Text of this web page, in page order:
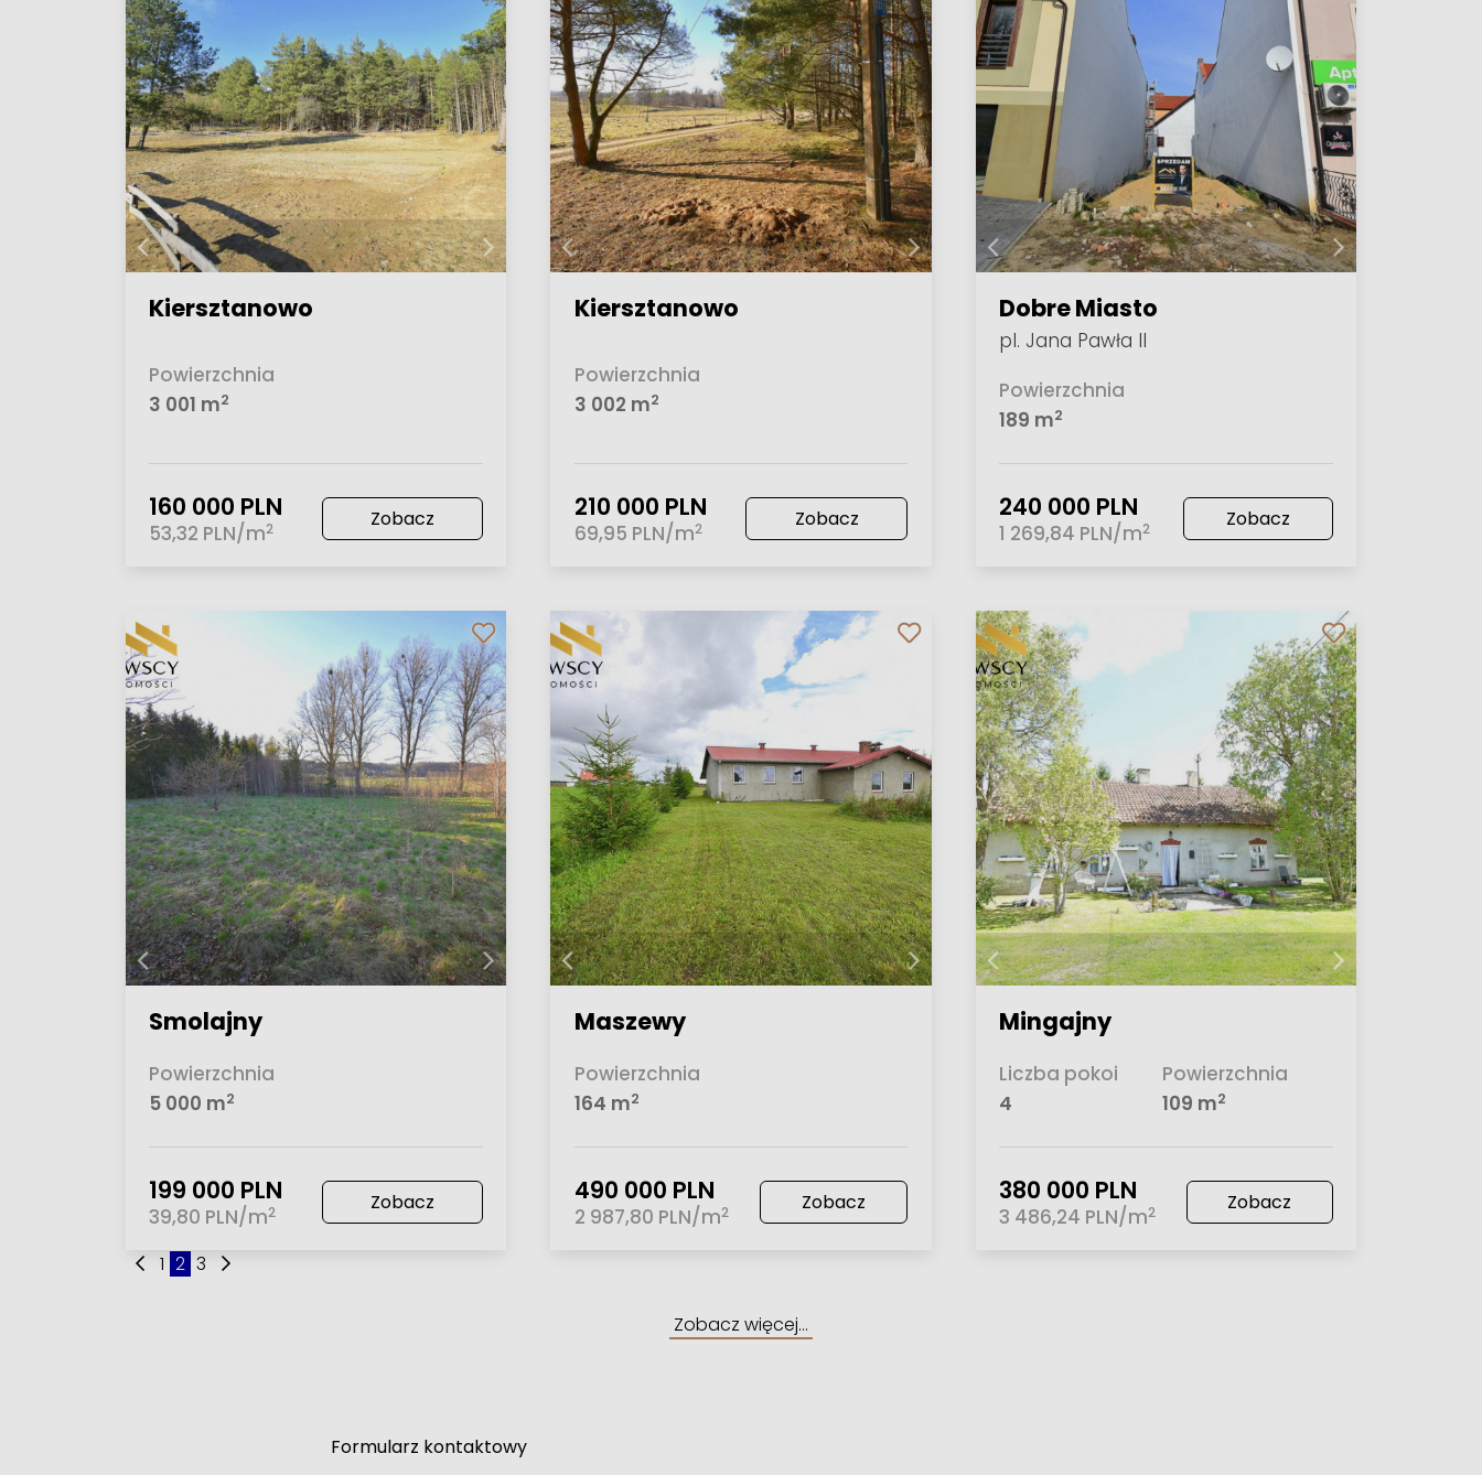
Kiersztanowo
Powierzchnia
3 001 m2
160 000 PLN
53,32 PLN/m2 Zobacz
Kiersztanowo
Powierzchnia
3 002 m2
210 000 PLN
69,95 PLN/m2 Zobacz
Dobre Miasto
pl. Jana Pawła II
Powierzchnia
189 m2
240 000 PLN
1 269,84 PLN/m2 Zobacz
Smolajny
Powierzchnia
5 000 m2
199 000 PLN
39,80 PLN/m2 Zobacz
Maszewy
Powierzchnia
164 m2
490 000 PLN
2 987,80 PLN/m2 Zobacz
Mingajny
Liczba pokoi
4
Powierzchnia
109 m2
380 000 PLN
3 486,24 PLN/m2 Zobacz
1 2 3
Zobacz więcej…
Formularz kontaktowy